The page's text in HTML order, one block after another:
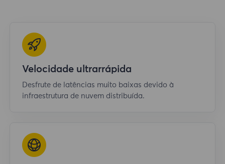
Velocidade ultrarrápida
Desfrute de latências muito baixas devido à
infraestrutura de nuvem distribuída.